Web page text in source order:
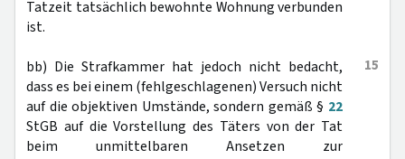
Tatzeit tatsächlich bewohnte Wohnung verbunden
ist.
15
bb) Die Strafkammer hat jedoch nicht bedacht,
dass es bei einem (fehlgeschlagenen) Versuch nicht
auf die objektiven Umstände, sondern gemäß § 22
StGB auf die Vorstellung des Täters von der Tat
beim unmittelbaren Ansetzen zur